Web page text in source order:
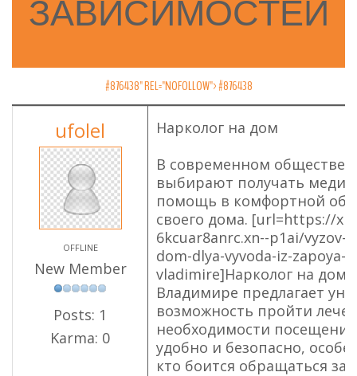
ЗАВИСИМОСТЕЙ
#876438" REL="NOFOLLOW">#876438
ufolel
OFFLINE
New Member
Posts: 1
Karma: 0
Нарколог на дом
В современном обществе
выбирают получать
помощь в комфортной
своего дома. [url=https://
6kcuar8anrc.xn--p1ai/vyzov-
dom-dlya-vyvoda-iz-zapoya-
vladimire]Нарколог на
Владимире предлагает
возможность пройти
необходимости
удобно и безопасно,
кто боится обращаться